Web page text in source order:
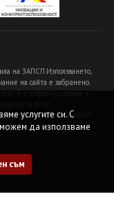
на ЗАПСП.Използването,
на сайта е забранено.
е с информационна и
в офисите ОРИЕНТ
услугите си. С
можем да използваме
съм